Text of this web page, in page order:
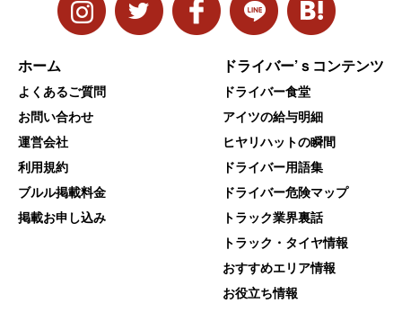
ホーム
よくあるご質問
お問い合わせ
運営会社
利用規約
ブルル掲載料金
掲載お申し込み
ドライバー’ｓコンテンツ
ドライバー食堂
アイツの給与明細
ヒヤリハットの瞬間
ドライバー用語集
ドライバー危険マップ
トラック業界裏話
トラック・タイヤ情報
おすすめエリア情報
お役立ち情報